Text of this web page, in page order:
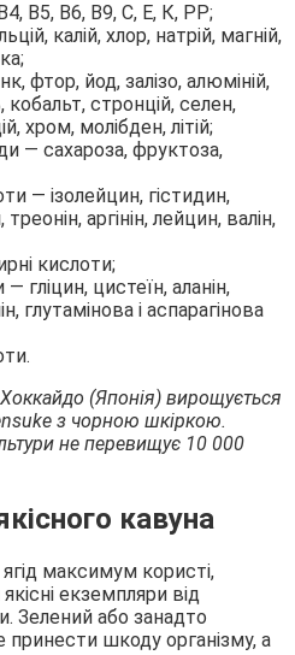
В5, В6, В9, С, Е, К, РР;
калій, хлор, натрій, магній,
фтор, йод, залізо, алюміній,
стронцій, селен,
хром, молібден, літій;
— сахароза, фруктоза,
— ізолейцин, гістидин,
треонін, аргінін, лейцин, валін,
кислоти;
гліцин, цистеїн, аланін,
глутамінова і аспарагінова
(Японія) вирощується
з чорною шкіркою.
не перевищує 10 000
кавуна
максимум користі,
екземпляри від
Зелений або занадто
шкоду організму, а